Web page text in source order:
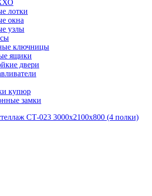
лотки
окна
узлы
ключницы
ящики
двери
купюр
замки